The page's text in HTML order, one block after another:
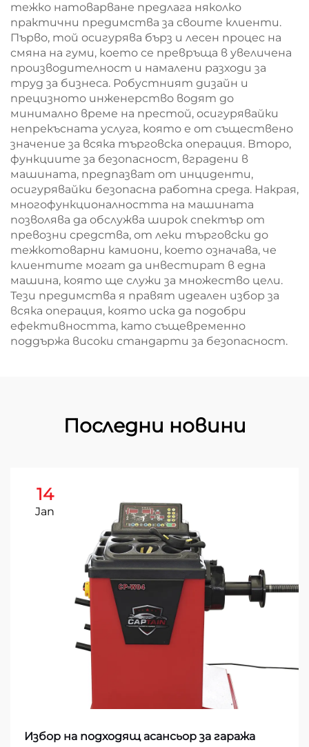
тежко натоварване предлага няколко
практични предимства за своите клиенти.
Първо, той осигурява бърз и лесен процес на
смяна на гуми, което се превръща в увеличена
производителност и намалени разходи за
труд за бизнеса. Робустният дизайн и
прецизното инженерство водят до
минимално време на престой, осигурявайки
непрекъсната услуга, която е от съществено
значение за всяка търговска операция. Второ,
функциите за безопасност, вградени в
машината, предпазват от инциденти,
осигурявайки безопасна работна среда. Накрая,
многофункционалността на машината
позволява да обслужва широк спектър от
превозни средства, от леки търговски до
тежкотоварни камиони, което означава, че
клиентите могат да инвестират в една
машина, която ще служи за множество цели.
Тези предимства я правят идеален избор за
всяка операция, която иска да подобри
ефективността, като същевременно
поддържа високи стандарти за безопасност.
Последни новини
14
Jan
Избор на подходящ асансьор за гаража